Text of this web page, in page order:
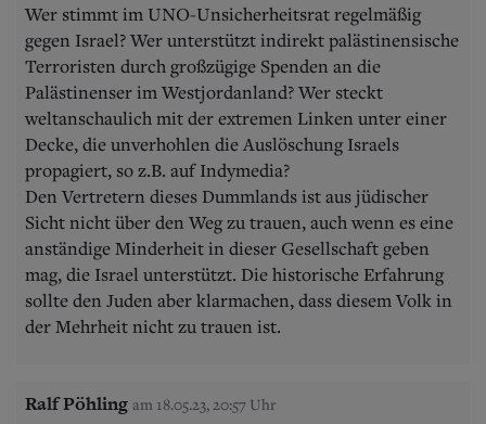
Wer stimmt im UNO-Unsicherheitsrat regelmäßig
gegen Israel? Wer unterstützt indirekt palästinensische
Terroristen durch großzügige Spenden an die
Palästinenser im Westjordanland? Wer steckt
weltanschaulich mit der extremen Linken unter einer
Decke, die unverhohlen die Auslöschung Israels
propagiert, so z.B. auf Indymedia?
Den Vertretern dieses Dummlands ist aus jüdischer
Sicht nicht über den Weg zu trauen, auch wenn es eine
anständige Minderheit in dieser Gesellschaft geben
mag, die Israel unterstützt. Die historische Erfahrung
sollte den Juden aber klarmachen, dass diesem Volk in
der Mehrheit nicht zu trauen ist.
Ralf Pöhling am 18.05.23, 20:57 Uhr